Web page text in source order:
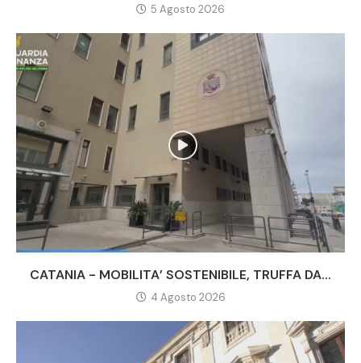
5 Agosto 2026
CATANIA - MOBILITA’ SOSTENIBILE, TRUFFA DA...
4 Agosto 2026